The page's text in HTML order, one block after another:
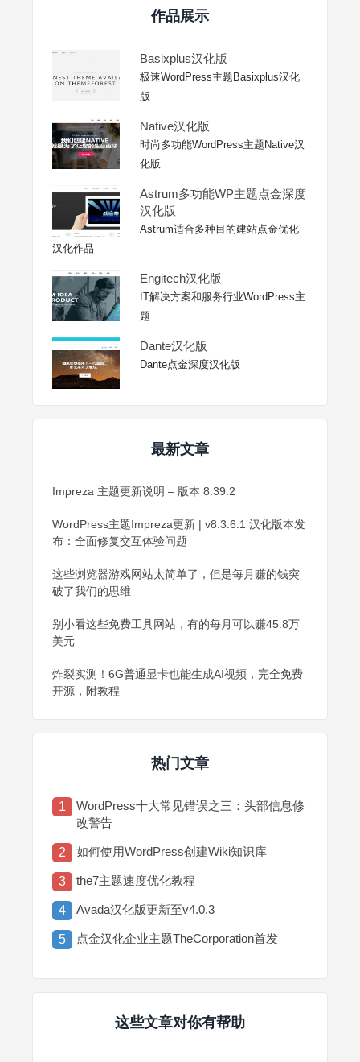
作品展示
Basixplus汉化版
极速WordPress主题Basixplus汉化
版
Native汉化版
时尚多功能WordPress主题Native汉
化版
Astrum多功能WP主题点金深度
汉化版
Astrum适合多种目的建站点金优化
汉化作品
Engitech汉化版
IT解决方案和服务行业WordPress主
题
Dante汉化版
Dante点金深度汉化版
最新文章
Impreza 主题更新说明 – 版本 8.39.2
WordPress主题Impreza更新 | v8.3.6.1 汉化版本发
布：全面修复交互体验问题
这些浏览器游戏网站太简单了，但是每月赚的钱突
破了我们的思维
别小看这些免费工具网站，有的每月可以赚45.8万
美元
炸裂实测！6G普通显卡也能生成AI视频，完全免费
开源，附教程
热门文章
1
WordPress十大常见错误之三：头部信息修
改警告
2 如何使用WordPress创建Wiki知识库
3 the7主题速度优化教程
4 Avada汉化版更新至v4.0.3
5 点金汉化企业主题TheCorporation首发
这些文章对你有帮助